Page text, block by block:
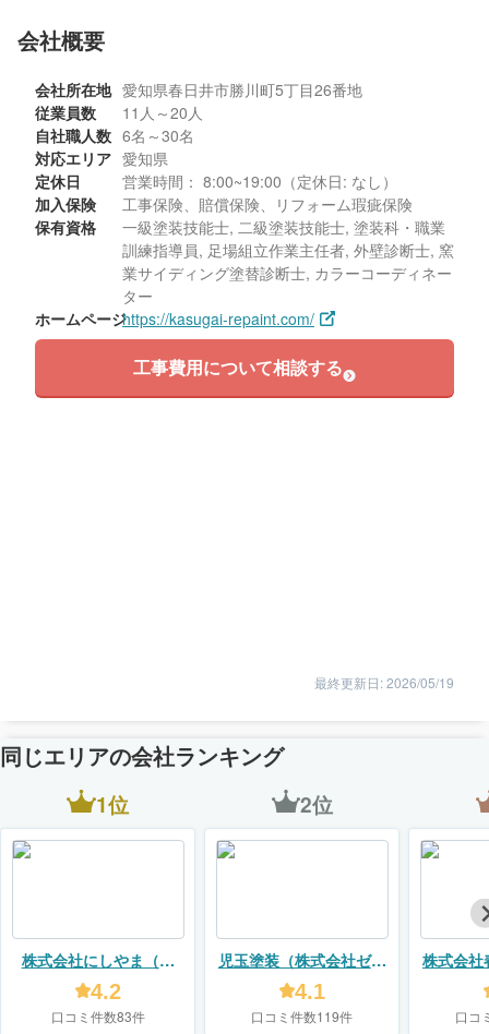
会社概要
会社所在地 愛知県春日井市勝川町5丁目26番地
従業員数
11人～20人
自社職人数 6名～30名
対応エリア 愛知県
定休日
営業時間： 8:00~19:00（定休日: なし）
加入保険
工事保険、賠償保険、リフォーム瑕疵保険
保有資格
一級塗装技能士, 二級塗装技能士, 塗装科・職業
訓練指導員, 足場組立作業主任者, 外壁診断士, 窯
業サイディング塗替診断士, カラーコーディネー
ター
ホームページhttps://kasugai-repaint.com/
工事費用について相談する
最終更新日: 2026/05/19
同じエリアの会社ランキング
1位
株式会社にしやま（リ
フォームスタジオ ニシヤ
マ）
4.2
口コミ件数83件
2位
児玉塗装（株式会社ゼロ
プラス）
4.1
口コミ件数119件
株式会社
口コ